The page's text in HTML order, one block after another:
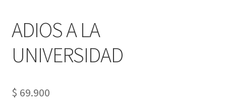
ADIOS A LA
UNIVERSIDAD
$ 69.900